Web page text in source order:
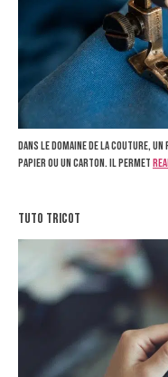
Dans le domaine de la couture,
papier ou un carton. Il permet
tuto tricot